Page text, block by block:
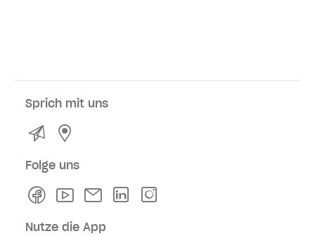
Sprich mit uns
Kontakt
Folge uns
FacebookYoutubeNewsletterLinkedln
Nutze die App